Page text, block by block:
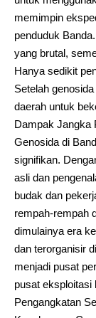
memimpin
penduduk
yang brutal,
Hanya sedikit
Setelah
daerah untuk
Dampak Jangka
Genosida di
signifikan.
asli dan
budak dan
rempah-rempah
dimulainya era
dan terorganisir
menjadi pusat
pusat eksploitasi
Pengangkatan